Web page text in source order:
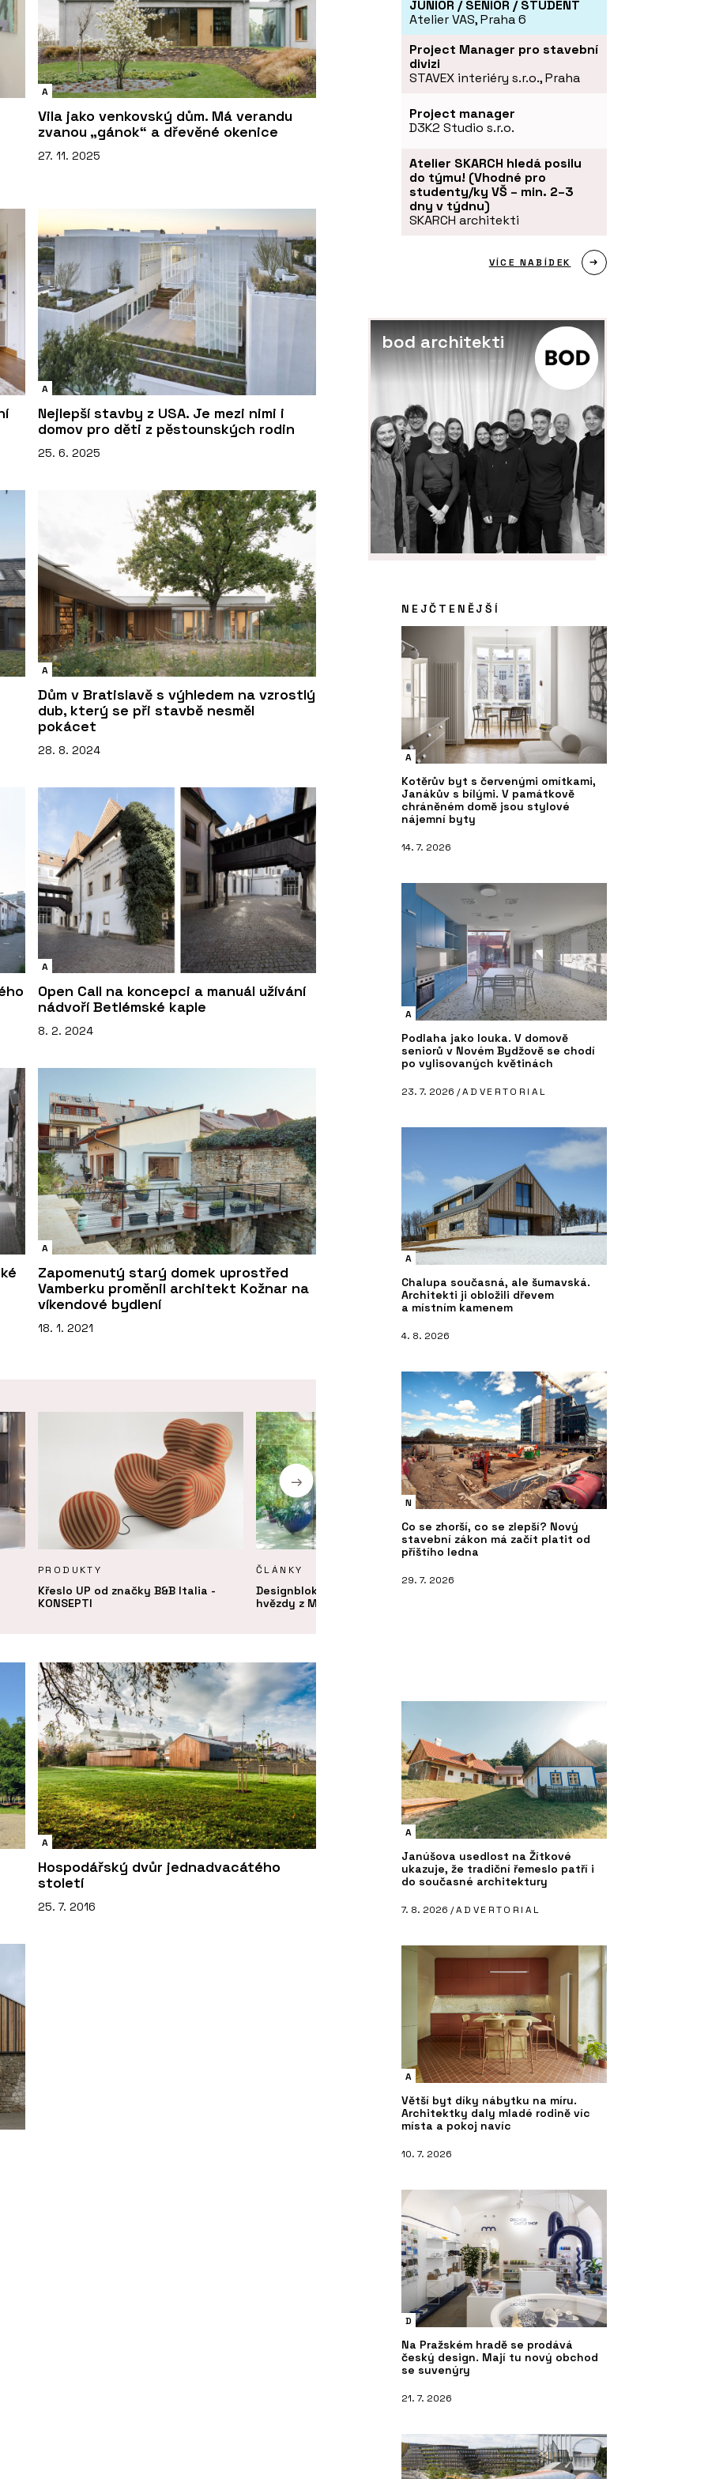
A
Vila jako venkovský dům. Má verandu
zvanou „gánok“ a dřevěné okenice
27. 11. 2025
A
Nejlepší stavby z USA. Je mezi nimi i
domov pro děti z pěstounských rodin
25. 6. 2025
A
Dům v Bratislavě s výhledem na vzrostlý
dub, který se při stavbě nesměl
pokácet
28. 8. 2024
A
Open Call na koncepci a manuál užívání
nádvoří Betlémské kaple
8. 2. 2024
A
Zapomenutý starý domek uprostřed
Vamberku proměnil architekt Kožnar na
víkendové bydlení
18. 1. 2021
PRODUKTY
Křeslo UP od značky B&B Italia -
KONSEPTI
ČLÁNKY
Designblok 2024: Konsepti přiváží
hvězdy z Milána
A
Hospodářský dvůr jednadvacátého
století
25. 7. 2016
JUNIOR / SENIOR / STUDENT
Atelier VAS, Praha 6
Project Manager pro stavební
divizi
STAVEX interiéry s.r.o., Praha
Project manager
D3K2 Studio s.r.o.
Atelier SKARCH hledá posilu
do týmu! (Vhodné pro
studenty/ky VŠ – min. 2–3
dny v týdnu)
SKARCH architekti
VÍCE NABÍDEK
bod architekti
NEJČTENĚJŠÍ
A
Kotěrův byt s červenými omítkami,
Janákův s bílými. V památkově
chráněném domě jsou stylové
nájemní byty
14. 7. 2026
A
Podlaha jako louka. V domově
seniorů v Novém Bydžově se chodí
po vylisovaných květinách
23. 7. 2026 /ADVERTORIAL
A
Chalupa současná, ale šumavská.
Architekti ji obložili dřevem
a místním kamenem
4. 8. 2026
N
Co se zhorší, co se zlepší? Nový
stavební zákon má začít platit od
příštího ledna
29. 7. 2026
A
Janúšova usedlost na Žítkové
ukazuje, že tradiční řemeslo patří i
do současné architektury
7. 8. 2026 /ADVERTORIAL
A
Větší byt díky nábytku na míru.
Architektky daly mladé rodině víc
místa a pokoj navíc
10. 7. 2026
D
Na Pražském hradě se prodává
český design. Mají tu nový obchod
se suvenýry
21. 7. 2026